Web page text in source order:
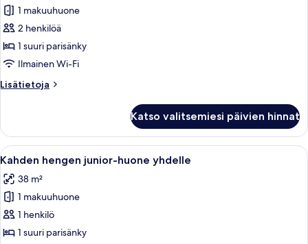
Kahden
hengen
junior-
huone
1 makuuhuone
2 henkilöä
1 suuri parisänky
Ilmainen Wi-Fi
Lisätietoja
Lisätietoja
junior-
huone
Katso valitsemiesi päivien hinnat
Avaa
kaikki
huonetyypin
Kahden
hengen
junior-
Ylelliset vuodevaatteet, minibaari,
5
Kahden hengen junior-huone yhdelle
38 m²
1 makuuhuone
1 henkilö
1 suuri parisänky